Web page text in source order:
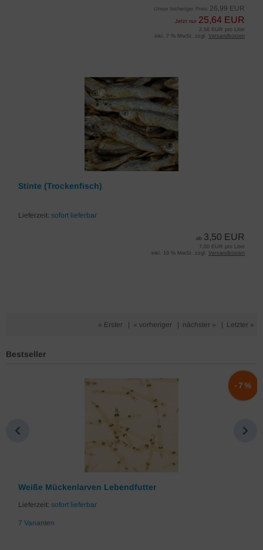
Unser bisheriger Preis 26,99 EUR
Jetzt nur 25,64 EUR
2,56 EUR pro Liter
inkl. 7 % MwSt. zzgl. Versandkosten
Stinte (Trockenfisch)
Lieferzeit: sofort lieferbar
ab 3,50 EUR
7,00 EUR pro Liter
inkl. 19 % MwSt. zzgl. Versandkosten
« Erster « vorheriger nächster » Letzter »
Bestseller
Weiße Mückenlarven Lebendfutter
Lieferzeit: sofort lieferbar
7 Varianten
-7%